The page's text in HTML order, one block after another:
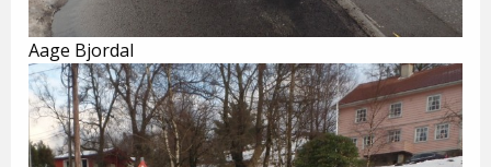
Aage Bjordal